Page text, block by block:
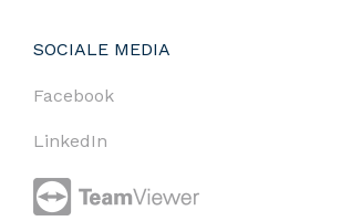
SOCIALE MEDIA
Facebook
LinkedIn